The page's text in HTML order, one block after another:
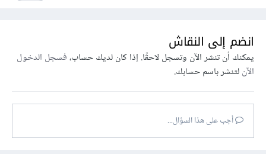
انضم إلى النقاش
يمكنك أن تنشر الآن وتسجل لاحقًا. إذا كان لديك حساب،فسجل الدخول
الآنلتنشر باسم حسابك.
أجب على هذا السؤال...